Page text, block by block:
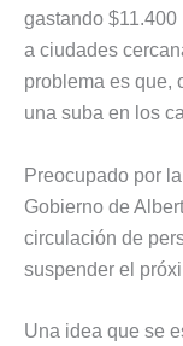
gastando
a ciudades
problema es que,
una suba en los
Preocupado por
Gobierno de
circulación de
suspender el
Una idea que se